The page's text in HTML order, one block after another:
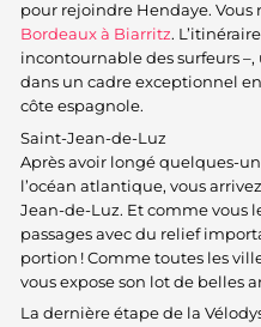
pour rejoindre Hendaye. Vous
Bordeaux à Biarritz.
incontournable des surfeurs
dans un cadre exceptionnel
côte espagnole.
Saint-Jean-de-Luz
Après avoir longé quelques-
l’océan atlantique, vous
Jean-de-Luz. Et comme vous
passages avec du relief
portion ! Comme toutes les
vous expose son lot de belles
La dernière étape de la